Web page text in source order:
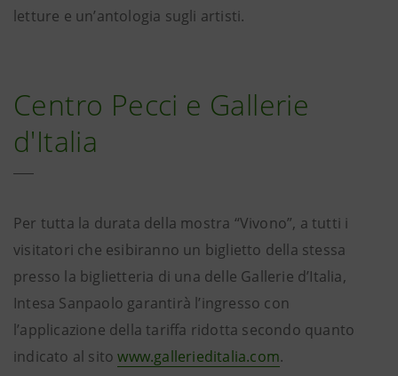
letture e un’antologia sugli artisti.
Centro Pecci e Gallerie
d'Italia
Per tutta la durata della mostra “Vivono”, a tutti i
visitatori che esibiranno un biglietto della stessa
presso la biglietteria di una delle Gallerie d’Italia,
Intesa Sanpaolo garantirà l’ingresso con
l’applicazione della tariffa ridotta secondo quanto
indicato al sitowww.gallerieditalia.com.